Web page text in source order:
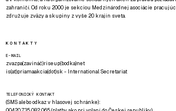
zahraničí. Od roku 2000 je sekciou Medzinárodnej asociácie
združuje zväzy a skupiny z vyše 20 krajín sveta.
KONTAKTY
E-MAIL
zvazpa(zavináč)riseup(bodka)net
is(at)priamaakcia(dot)sk - International Secretariat
TELEFONICKÝ KONTAKT
(SMS alebo odkaz v hlasovej schránke):